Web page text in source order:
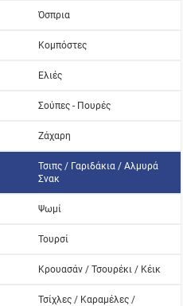
Όσπρια
Κομπόστες
Ελιές
Σούπες - Πουρές
Ζάχαρη
Τσιπς / Γαριδάκια / Αλμυρά
Σνακ
Ψωμί
Τουρσί
Κρουασάν / Τσουρέκι / Κέικ
Τσίχλες / Καραμέλες /